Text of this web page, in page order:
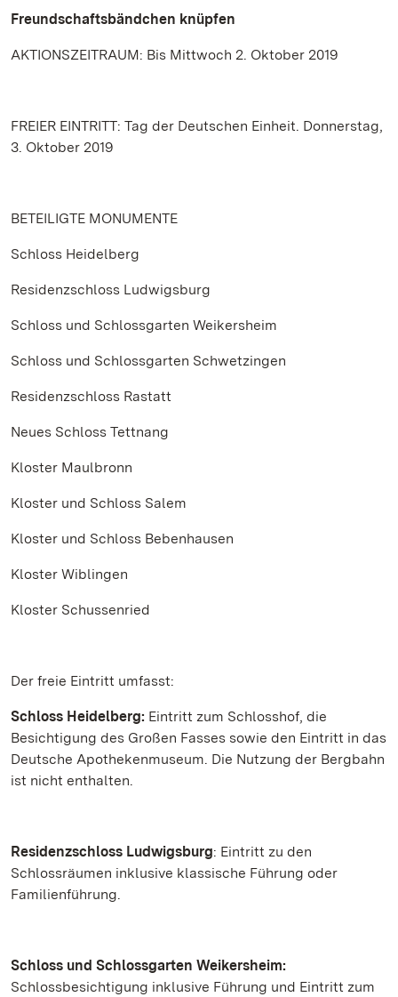
Freundschaftsbändchen knüpfen
AKTIONSZEITRAUM: Bis Mittwoch 2. Oktober 2019
FREIER EINTRITT: Tag der Deutschen Einheit. Donnerstag,
3. Oktober 2019
BETEILIGTE MONUMENTE
Schloss Heidelberg
Residenzschloss Ludwigsburg
Schloss und Schlossgarten Weikersheim
Schloss und Schlossgarten Schwetzingen
Residenzschloss Rastatt
Neues Schloss Tettnang
Kloster Maulbronn
Kloster und Schloss Salem
Kloster und Schloss Bebenhausen
Kloster Wiblingen
Kloster Schussenried
Der freie Eintritt umfasst:
Schloss Heidelberg: Eintritt zum Schlosshof, die
Besichtigung des Großen Fasses sowie den Eintritt in das
Deutsche Apothekenmuseum. Die Nutzung der Bergbahn
ist nicht enthalten.
Residenzschloss Ludwigsburg: Eintritt zu den
Schlossräumen inklusive klassische Führung oder
Familienführung.
Schloss und Schlossgarten Weikersheim:
Schlossbesichtigung inklusive Führung und Eintritt zum